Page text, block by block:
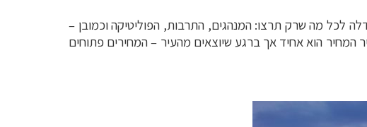
לכל מה שרק תרצו: המנהגים, התרבות, הפוליטיקה וכמובן –
המחיר הוא אחיד אך ברגע שיוצאים מהעיר –המחירים פתוחים